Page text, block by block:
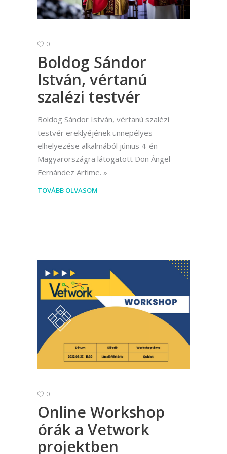
0
Boldog Sándor
István, vértanú
szalézi testvér
Boldog Sándor István, vértanú szalézi
testvér ereklyéjének ünnepélyes
elhelyezése alkalmából június 4-én
Magyarországra látogatott Don Ángel
Fernández Artime.
TOVÁBB OLVASOM
0
Online Workshop
órák a Vetwork
projektben